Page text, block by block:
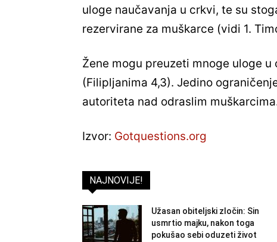
uloge naučavanja u crkvi, te su
rezervirane za muškarce (vidi 1.
Žene mogu preuzeti mnoge uloge u
(Filipljanima 4,3). Jedino
autoriteta nad odraslim
Izvor: Gotquestions.org
NAJNOVIJE!
Užasan obiteljski zločin: Sin
usmrtio majku, nakon toga
pokušao sebi oduzeti život